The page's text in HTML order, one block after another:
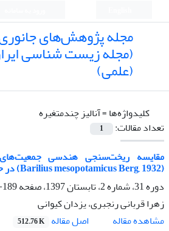
مجله پژوهش‌های
(مجله زیست شناسی
(علمی)
کلیدواژه‌ها =آنالیز چندمتغیره
تعداد مقالات:
1
مقایسه ریخت‌سنجی هندسی جمعیت‌های
(Barilius mesopotamicus Berg, 1932) در حوضه بوشهر
دوره 31، شماره 2، تابستان 1397، صفحه
189-199
زهرا قربانی رنجبری، یزدان کیوانی
مشاهده مقاله
اصل مقاله 512.76 K